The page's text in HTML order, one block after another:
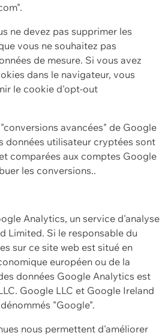
ne devez pas supprimer les
vous ne souhaitez pas
de mesure. Si vous avez
dans le navigateur, vous
le cookie d'opt-out
avancées" de Google
données utilisateur cryptées sont
comparées aux comptes Google
les conversions..
Analytics, un service d'analyse
Limited. Si le responsable du
sur ce site web est situé en
européen ou de la
données Google Analytics est
Google LLC et Google Ireland
"Google".
nous permettent d'améliorer